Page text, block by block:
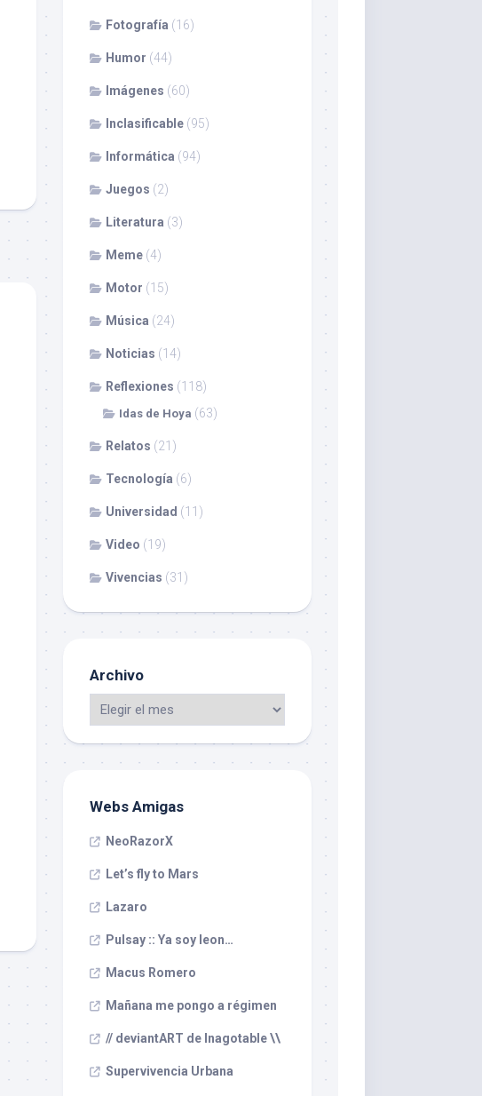
Fotografía (16)
Humor (44)
Imágenes (60)
Inclasificable (95)
Informática (94)
Juegos (2)
Literatura (3)
Meme (4)
Motor (15)
Música (24)
Noticias (14)
Reflexiones (118)
Idas de Hoya (63)
Relatos (21)
Tecnología (6)
Universidad (11)
Video (19)
Vivencias (31)
Archivo
Webs Amigas
NeoRazorX
Let’s fly to Mars
Lazaro
Pulsay :: Ya soy leon…
Macus Romero
Mañana me pongo a régimen
// deviantART de Inagotable \\
Supervivencia Urbana